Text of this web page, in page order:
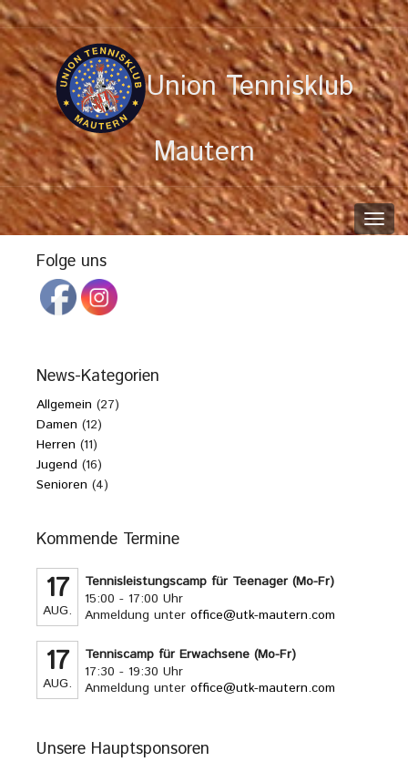
Union Tennisklub
Mautern
Folge uns
News-Kategorien
Allgemein (27)
Damen (12)
Herren (11)
Jugend (16)
Senioren (4)
Kommende Termine
17
AUG.
Tennisleistungscamp für Teenager (Mo-Fr)
15:00 - 17:00 Uhr
Anmeldung unteroffice@utk-mautern.com
17
AUG.
Tenniscamp für Erwachsene (Mo-Fr)
17:30 - 19:30 Uhr
Anmeldung unteroffice@utk-mautern.com
Unsere Hauptsponsoren